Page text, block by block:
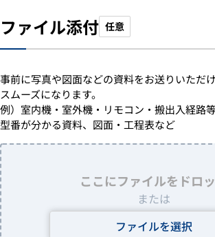
ファイル添付 任意
事前に写真や図面などの資料をお送りいただ
スムーズになります。
例）室内機・室外機・リモコン・搬出入経路
型番が分かる資料、図面・工程表など
ここにファイルをドロ
または
ファイルを選択